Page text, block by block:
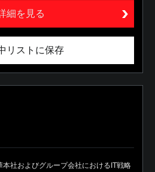
細を見る
リストに保存
本社およびグループ会社におけるIT戦略